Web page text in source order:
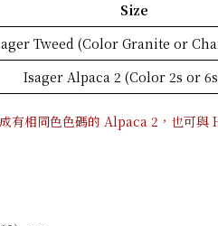
Size
Tweed (Color Granite or
Isager Alpaca 2 (Color 2s or
有相同色色碼的 Alpaca 2，也可